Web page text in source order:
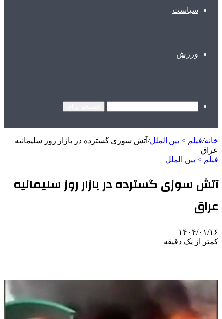
سیاست
ورزش
خانه/فیلم > بین الملل/ آتش سوزی گسترده در بازار روز سلیمانیه
عراق
فیلم > بین الملل
آتش سوزی گسترده در بازار روز سلیمانیه
عراق
۱۴۰۴/۰۱/۱۶
کمتر از یک دقیقه